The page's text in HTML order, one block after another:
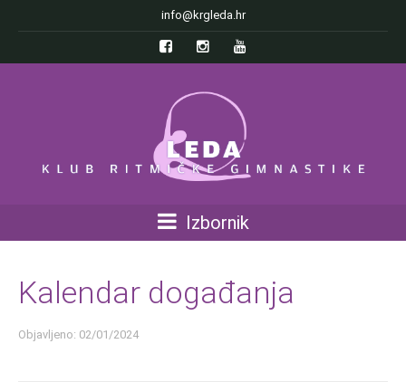
info@krgleda.hr
Izbornik
Kalendar događanja
Objavljeno: 02/01/2024